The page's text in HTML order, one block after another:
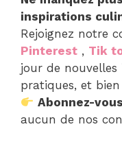
inspirations
Rejoignez notre
Pinterest , Tik
jour de nouvelles
pratiques, et
Abonnez-
aucun de nos